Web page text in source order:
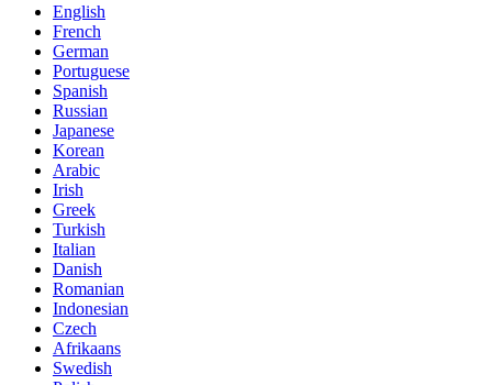
English
French
German
Portuguese
Spanish
Russian
Japanese
Korean
Arabic
Irish
Greek
Turkish
Italian
Danish
Romanian
Indonesian
Czech
Afrikaans
Swedish